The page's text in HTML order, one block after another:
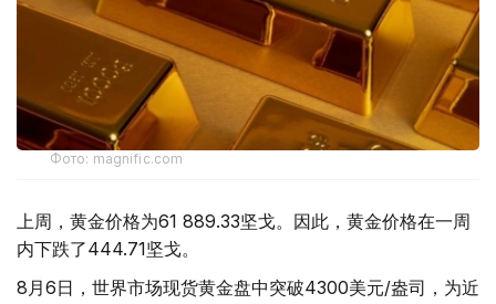
Фото: magnific.com
上周，黄金价格为61 889.33坚戈。因此，黄金价格在一周
内下跌了444.71坚戈。
8月6日，世界市场现货黄金盘中突破4300美元/盎司，为近